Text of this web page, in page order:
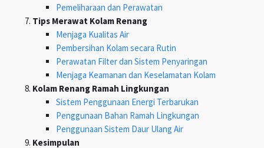
Pemeliharaan dan Perawatan
Tips Merawat Kolam Renang
Menjaga Kualitas Air
Pembersihan Kolam secara Rutin
Perawatan Filter dan Sistem Penyaringan
Menjaga Keamanan dan Keselamatan Kolam
Kolam Renang Ramah Lingkungan
Sistem Penggunaan Energi Terbarukan
Penggunaan Bahan Ramah Lingkungan
Penggunaan Sistem Daur Ulang Air
Kesimpulan